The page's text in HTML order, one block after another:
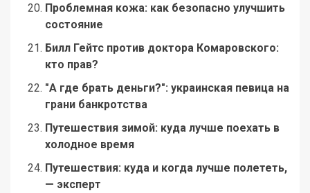
Проблемная кожа: как безопасно улучшить
состояние
Билл Гейтс против доктора Комаровского:
кто прав?
"А где брать деньги?": украинская певица на
грани банкротства
Путешествия зимой: куда лучше поехать в
холодное время
Путешествия: куда и когда лучше полететь,
— эксперт